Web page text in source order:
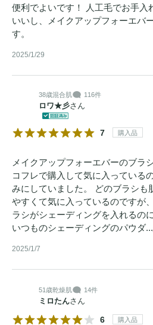
便利でよいです！ 人工毛でお手入
いいし、メイクアップフォーエバ
す。
2025/1/29
38歳混合肌 116件
ロワ★彡さん
7 購入品
メイクアップフォーエバーのブラ
コフレで購入して気に入っている
みにしていました。 どのブラシも
やすくて気に入っているのですが
ラシがシェーディングを入れるの
いつものシェーディングのパウダ...
2025/1/7
51歳乾燥肌 14件
ミロたんさん
6 購入品